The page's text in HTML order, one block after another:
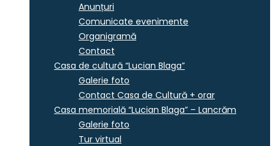
Anunțuri
Comunicate evenimente
Organigramă
Contact
Casa de cultură “Lucian Blaga”
Galerie foto
Contact Casa de Cultură + orar
Casa memorială “Lucian Blaga” – Lancrăm
Galerie foto
Tur virtual